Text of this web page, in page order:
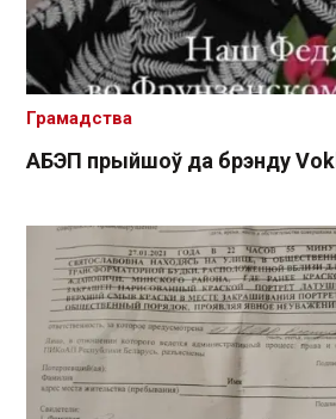
АБЭП прыйшоў да брэнду
Грамадства